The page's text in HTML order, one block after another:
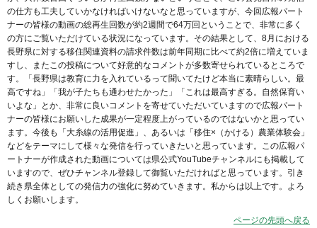
の仕方も工夫していかなければいけないなと思っていますが、今回広報パート
ナーの皆様の動画の総再生回数が約2週間で64万回ということで、非常に多く
の方にご覧いただけている状況になっています。その結果として、8月における
長野県に対する移住関連資料の請求件数は前年同期に比べて約2倍に増えていま
すし、またこの投稿について好意的なコメントが多数寄せられているところで
す。「長野県は教育に力を入れているって聞いてたけど本当に素晴らしい。最
高ですね」「我が子たちも通わせたかった」「これは最高すぎる。自然保育い
いよな」とか、非常に良いコメントを寄せていただいていますので広報パート
ナーの皆様にお願いした成果が一定程度上がっているのではないかと思ってい
ます。今後も「大糸線の活用促進」、あるいは「移住×（かける）農業体験会」
などをテーマにして様々な発信を行っていきたいと思っています。この広報パ
ートナーが作成された動画については県公式YouTubeチャンネルにも掲載して
いますので、ぜひチャンネル登録して御覧いただければと思っています。引き
続き県全体としての発信力の強化に努めていきます。私からは以上です。よろ
しくお願いします。
ページの先頭へ戻る